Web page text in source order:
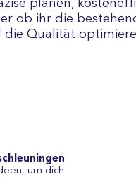
planen,
ob ihr die
die Qualität
um dich